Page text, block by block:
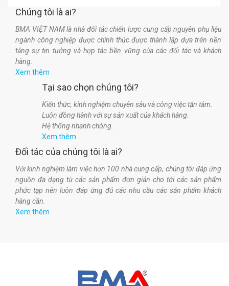
Chúng tôi là ai?
BMA VIỆT NAM là nhà đối tác chiến lược cung cấp nguyên phụ liệu
ngành công nghiệp được chính thức được thành lập dựa trên nền
tảng sự tin tưởng và hợp tác bền vững của các đối tác và khách
hàng.
Xem thêm
Tại sao chọn chúng tôi?
Kiến thức, kinh nghiệm chuyên sâu và công việc tận tâm.
Luôn đồng hành với sự sản xuất của khách hàng.
Hệ thống nhanh chóng.
Xem thêm
Đối tác của chúng tôi là ai?
Với kinh nghiệm làm việc hơn 100 nhà cung cấp, chúng tôi đáp ứng
nguồn đa dạng từ các sản phẩm đơn giản cho tới các sản phẩm
phức tạp nên luôn đáp ứng đủ các nhu cầu các sản phẩm khách
hàng cần.
Xem thêm